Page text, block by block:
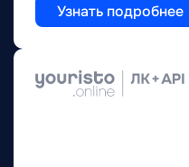
Узнать подробнее